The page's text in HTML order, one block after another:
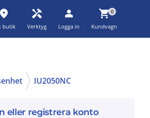
place
butik
handyman
Verktyg
person
Logga in
shopping_cart0
Kundvagn
IU2050NC
eller registrera konto